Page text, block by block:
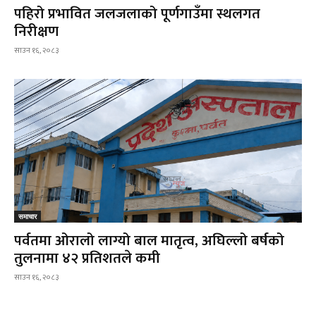
पहिरो प्रभावित जलजलाको पूर्णगाउँमा स्थलगत
निरीक्षण
साउन १६, २०८३
समाचार
पर्वतमा ओरालो लाग्यो बाल मातृत्व, अघिल्लो बर्षको
तुलनामा ४२ प्रतिशतले कमी
साउन १६, २०८३